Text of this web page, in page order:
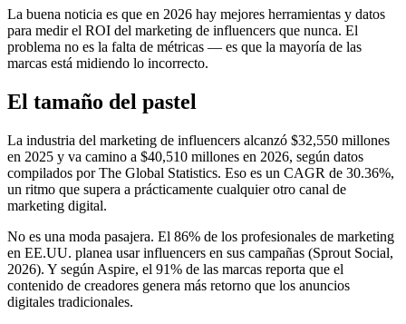
La buena noticia es que en 2026 hay mejores herramientas y datos
para medir el ROI del marketing de influencers que nunca. El
problema no es la falta de métricas — es que la mayoría de las
marcas está midiendo lo incorrecto.
El tamaño del pastel
La industria del marketing de influencers alcanzó $32,550 millones
en 2025 y va camino a $40,510 millones en 2026, según datos
compilados por The Global Statistics. Eso es un CAGR de 30.36%,
un ritmo que supera a prácticamente cualquier otro canal de
marketing digital.
No es una moda pasajera. El 86% de los profesionales de marketing
en EE.UU. planea usar influencers en sus campañas (Sprout Social,
2026). Y según Aspire, el 91% de las marcas reporta que el
contenido de creadores genera más retorno que los anuncios
digitales tradicionales.